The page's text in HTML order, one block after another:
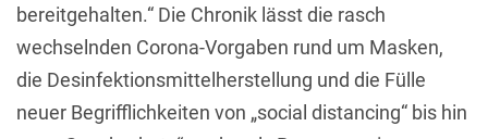
bereitgehalten.“ Die Chronik lässt die rasch
wechselnden Corona-Vorgaben rund um Masken,
die Desinfektionsmittelherstellung und die Fülle
neuer Begrifflichkeiten von „social distancing“ bis hin